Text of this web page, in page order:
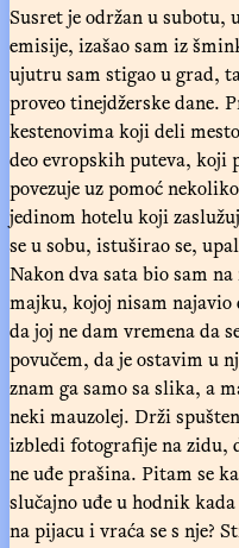
Susret je održan u subotu,
emisije, izašao sam iz
ujutru sam stigao u grad,
proveo tinejdžerske dane.
kestenovima koji deli
deo evropskih puteva, koji
povezuje uz pomoć
jedinom hotelu koji
se u sobu, istuširao se,
Nakon dva sata bio sam
majku, kojoj nisam najavio
da joj ne dam vremena da
povučem, da je ostavim u
znam ga samo sa slika, a
neki mauzolej. Drži
izbledi fotografije na zidu,
ne uđe prašina. Pitam se
slučajno uđe u hodnik
na pijacu i vraća se s nje?